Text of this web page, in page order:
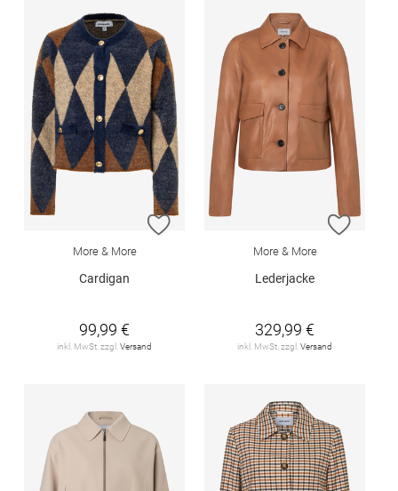
ZUR WUNSCHLISTE HINZUFÜGEN
More & More
Cardigan
99,99 €
inkl. MwSt. zzgl. Versand
ZUR
More & More
Lederjacke
329,99 €
inkl. MwSt. zzgl. Versand